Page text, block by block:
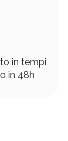
in tempi
in 48h